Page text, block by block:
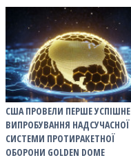
США ПРОВЕЛИ ПЕРШЕ УСПІШНЕ
ВИПРОБУВАННЯ НАДСУЧАСНОЇ
СИСТЕМИ ПРОТИРАКЕТНОЇ
ОБОРОНИ GOLDEN DOME